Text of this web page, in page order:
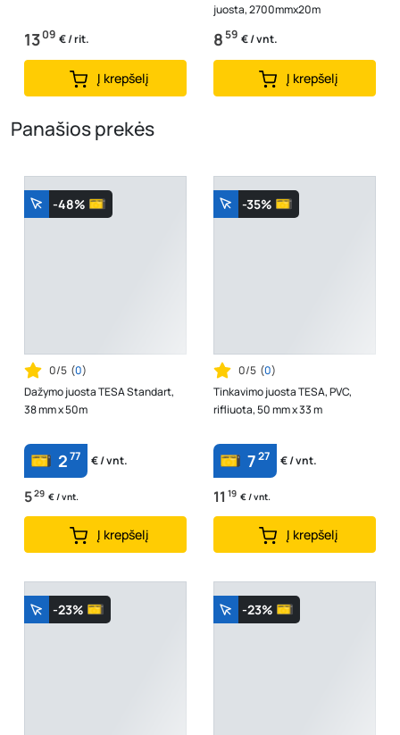
1309 € / rit.
Į krepšelį
juosta, 2700mmx20m
859 € / vnt.
Į krepšelį
Panašios prekės
-48%
0/5 (0)
Dažymo juosta TESA Standart,
38 mm x 50m
277 € / vnt.
529 € / vnt.
Į krepšelį
-35%
0/5 (0)
Tinkavimo juosta TESA, PVC,
rifliuota, 50 mm x 33 m
727 € / vnt.
11 19 € / vnt.
Į krepšelį
-23% -23%